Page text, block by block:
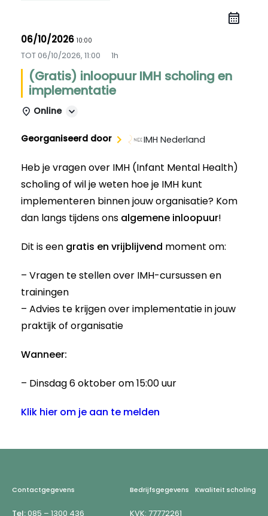
06/10/2026 10:00
TOT06/10/2026, 11:00 1h
(Gratis) inloopuur IMH scholing en
implementatie
Online
Georganiseerd door IMH Nederland
Heb je vragen over IMH (Infant Mental Health)
scholing of wil je weten hoe je IMH kunt
implementeren binnen jouw organisatie? Kom
dan langs tijdens ons algemene inloopuur!
Dit is een gratis en vrijblijvend moment om:
– Vragen te stellen over IMH-cursussen en
trainingen
– Advies te krijgen over implementatie in jouw
praktijk of organisatie
Wanneer:
– Dinsdag 6 oktober om 15:00 uur
Klik hier om je aan te melden
Footer
Contactgegevens
Tel:085 – 1300 436
Bedrijfsgegevens
KVK: 77772261
Kwaliteit scholing